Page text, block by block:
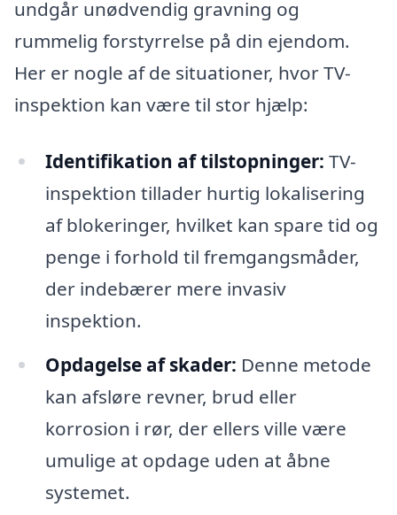
undgår unødvendig gravning og
rummelig forstyrrelse på din ejendom.
Her er nogle af de situationer, hvor TV-
inspektion kan være til stor hjælp:
Identifikation af tilstopninger: TV-
inspektion tillader hurtig lokalisering
af blokeringer, hvilket kan spare tid og
penge i forhold til fremgangsmåder,
der indebærer mere invasiv
inspektion.
Opdagelse af skader: Denne metode
kan afsløre revner, brud eller
korrosion i rør, der ellers ville være
umulige at opdage uden at åbne
systemet.